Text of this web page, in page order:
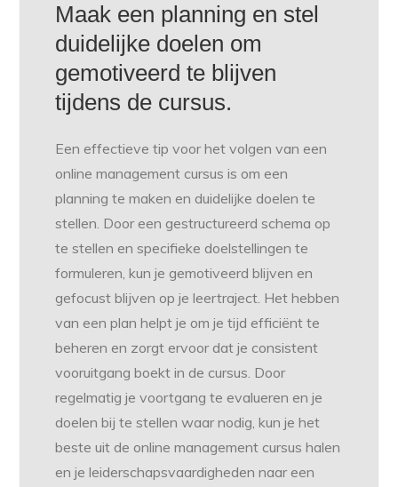
Maak een planning en stel
duidelijke doelen om
gemotiveerd te blijven
tijdens de cursus.
Een effectieve tip voor het volgen van een
online management cursus is om een
planning te maken en duidelijke doelen te
stellen. Door een gestructureerd schema op
te stellen en specifieke doelstellingen te
formuleren, kun je gemotiveerd blijven en
gefocust blijven op je leertraject. Het hebben
van een plan helpt je om je tijd efficiënt te
beheren en zorgt ervoor dat je consistent
vooruitgang boekt in de cursus. Door
regelmatig je voortgang te evalueren en je
doelen bij te stellen waar nodig, kun je het
beste uit de online management cursus halen
en je leiderschapsvaardigheden naar een